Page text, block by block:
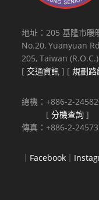
地址：205 基隆市暖
No.20, Yuanyuan
205, Taiwan (R.O.C.)
[ 交通資訊 ] [規劃路
總機：+886-2-
[分機查詢 ]
傳真：+886-2-
｜ Facebook ｜